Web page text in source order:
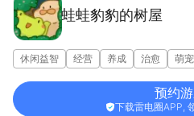
蛙蛙豹豹的树屋
休闲益智 经营 养成 治愈 萌宠
预约
下载雷电圈APP,